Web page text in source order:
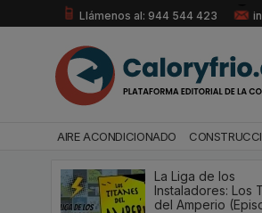
Llámenos al: 944 544 423
AIRE ACONDICIONADO
La Liga de los
Instaladores: Los
del Amperio